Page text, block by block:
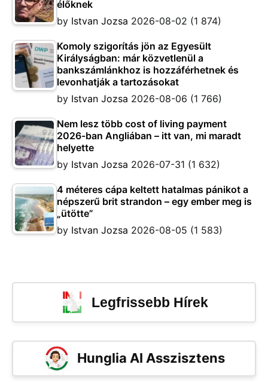
élőknek
by Istvan Jozsa 2026-08-02 (1 874)
Komoly szigorítás jön az Egyesült
Királyságban: már közvetlenül a
bankszámlánkhoz is hozzáférhetnek és
levonhatják a tartozásokat
by Istvan Jozsa 2026-08-06 (1 766)
Nem lesz több cost of living payment
2026-ban Angliában – itt van, mi maradt
helyette
by Istvan Jozsa 2026-07-31 (1 632)
4 méteres cápa keltett hatalmas pánikot a
népszerű brit strandon – egy ember meg is
„ütötte”
by Istvan Jozsa 2026-08-05 (1 583)
Legfrissebb Hírek
Hunglia AI Asszisztens